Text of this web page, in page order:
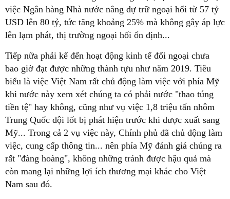
việc Ngân hàng Nhà nước nâng dự trữ ngoại hối từ 57 tỷ
USD lên 80 tỷ, tức tăng khoảng 25% mà không gây áp lực
lên lạm phát, thị trường ngoại hối ổn định...
Tiếp nữa phải kể đến hoạt động kinh tế đối ngoại chưa
bao giờ đạt được những thành tựu như năm 2019. Tiêu
biểu là việc Việt Nam rất chủ động làm việc với phía Mỹ
khi nước này xem xét chúng ta có phải nước "thao túng
tiền tệ" hay không, cũng như vụ việc 1,8 triệu tấn nhôm
Trung Quốc đội lốt bị phát hiện trước khi được xuất sang
Mỹ... Trong cả 2 vụ việc này, Chính phủ đã chủ động làm
việc, cung cấp thông tin... nên phía Mỹ đánh giá chúng ra
rất "đàng hoàng", không những tránh được hậu quả mà
còn mang lại những lợi ích thương mại khác cho Việt
Nam sau đó.